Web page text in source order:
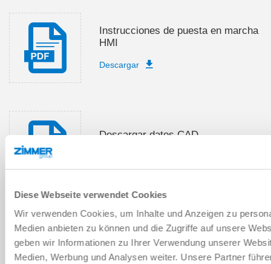
Diese Webseite verwendet Cookies
Wir verwenden Cookies, um Inhalte und Anzeigen zu
Medien anbieten zu können und die Zugriffe auf unsere
geben wir Informationen zu Ihrer Verwendung unserer
Medien, Werbung und Analysen weiter. Unsere Partner
Instrucciones de puesta en marcha
HMI
Descargar
Descargar datos CAD
Esquema de conexiones
Descargar